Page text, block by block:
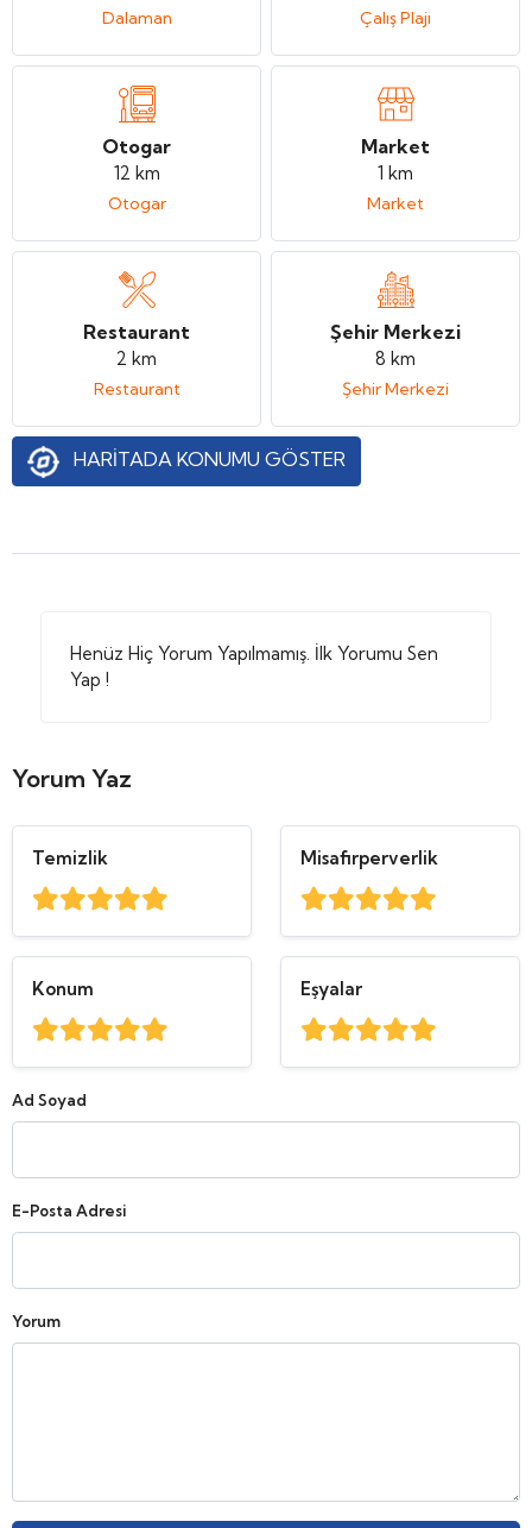
Dalaman Çalış Plajı
Otogar
12 km
Otogar
Market
1 km
Market
Restaurant
2 km
Restaurant
Şehir Merkezi
8 km
Şehir Merkezi
HARİTADA KONUMU GÖSTER
Henüz Hiç Yorum Yapılmamış. İlk Yorumu Sen
Yap !
Yorum Yaz
Temizlik Misafirperverlik
Konum Eşyalar
Ad Soyad
E-Posta Adresi
Yorum